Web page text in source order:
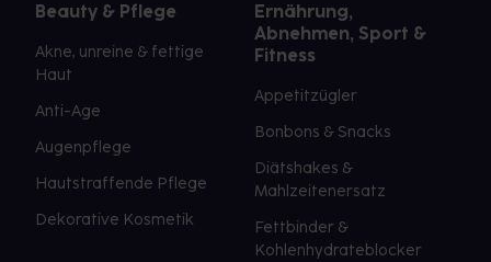
Beauty & Pflege
Akne, unreine & fettige
Haut
Anti-Age
Augenpflege
Hautstraffende Pflege
Dekorative Kosmetik
Ernährung,
Abnehmen, Sport &
Fitness
Appetitzügler
Bonbons & Snacks
Diätshakes &
Mahlzeitenersatz
Fettbinder &
Kohlenhydrateblocker